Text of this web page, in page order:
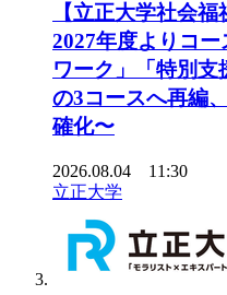
【立正大学社会
2027年度よりコ
ワーク」「特別支
の3コースへ再編
確化〜
2026.08.04 11:30
立正大学